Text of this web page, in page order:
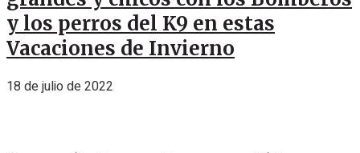
y los perros del K9 en estas
Vacaciones de Invierno
18 de julio de 2022